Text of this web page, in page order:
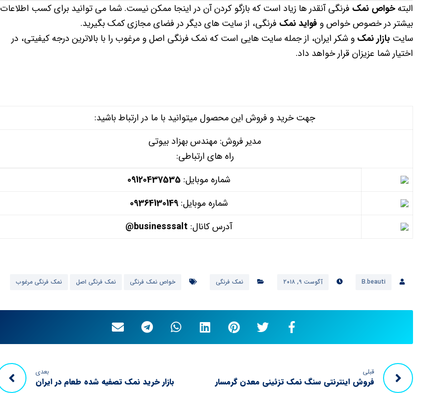
البتهخواص نمک فرنگی آنقدر ها زیاد است که بازگو کردن آن در اینجا ممکن نیست. شما می توانید برای کسب اطلاعات
بیشتر در خصوص خواص و فواید نمک فرنگی، از سایت های دیگر در فضای مجازی کمک بگیرید.
سایت بازار نمک و شکر ایران، از جمله سایت هایی است که نمک فرنگی اصل و مرغوب را با بالاترین درجه کیفیتی، در
اختیار شما عزیزان قرار خواهد داد.
جهت خرید و فروش این محصول میتوانید با ما در ارتباط باشید:
مدیر فروش: مهندس بهزاد بیوتی
راه های ارتباطی:
شماره موبایل: 09120437535
شماره موبایل: 09364130149
آدرس کانال: businesssalt@
B.beauti آگوست ۹, ۲۰۱۸ نمک فرنگی خواص نمک فرنگی نمک فرنگی اصل نمک فرنگی مرغوب
قبلی
فروش اینترنتی سنگ نمک تزئینی معدن گرمسار
بعدی
بازار خرید نمک تصفیه شده طعام در ایران